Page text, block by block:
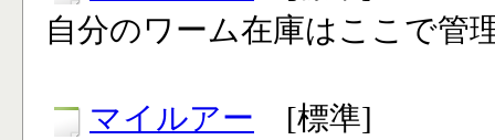
自分のワーム在庫はここで管
マイルアー [標準]